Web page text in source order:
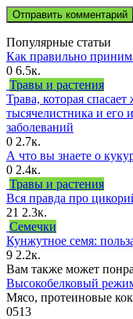
Популярные статьи
Как правильно
0 6.5к.
Травы и растения
Трава, которая
тысячелистника и его
заболеваний
0 2.7к.
А что вы знаете о
0 2.4к.
Травы и растения
Вся правда про
21 2.3к.
Семечки
Кунжутное семя:
9 2.2к.
Вам также может
Высокобелковый
Мясо, протеиновые
0513